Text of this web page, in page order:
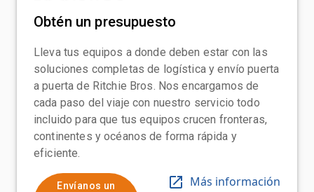
Obtén un presupuesto
Lleva tus equipos a donde deben estar con las
soluciones completas de logística y envío puerta
a puerta de Ritchie Bros. Nos encargamos de
cada paso del viaje con nuestro servicio todo
incluido para que tus equipos crucen fronteras,
continentes y océanos de forma rápida y
eficiente.
Envíanos un
Más información